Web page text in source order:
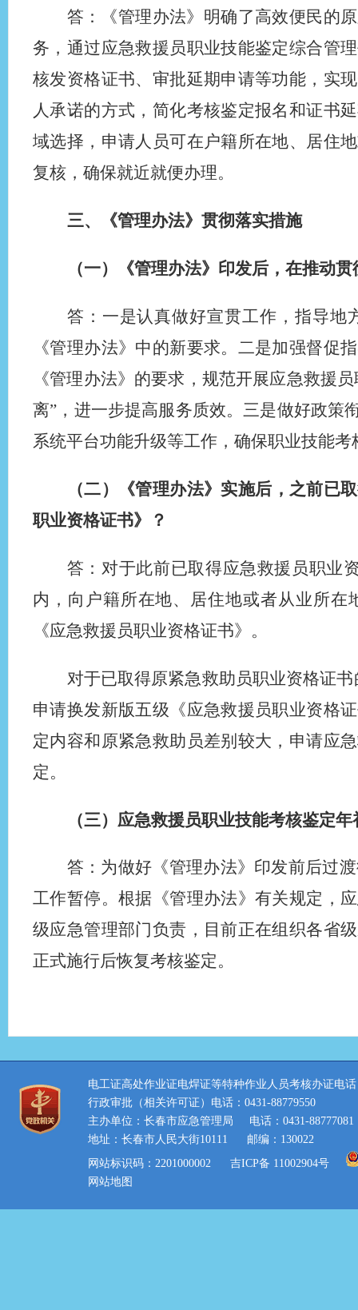
答：《管理办法》明确了高效便民的
务，通过应急救援员职业技能鉴定综合管
核发资格证书、审批延期申请等功能，实
人承诺的方式，简化考核鉴定报名和证书
域选择，申请人员可在户籍所在地、居住
复核，确保就近就便办理。
三、《管理办法》贯彻落实措施
（一）《管理办法》印发后，在推动
答：一是认真做好宣贯工作，指导地
《管理办法》中的新要求。二是加强督促
《管理办法》的要求，规范开展应急救援
离”，进一步提高服务质效。三是做好政策
系统平台功能升级等工作，确保职业技能
（二）《管理办法》实施后，之前已
职业资格证书》？
答：对于此前已取得应急救援员职业
内，向户籍所在地、居住地或者从业所
《应急救援员职业资格证书》。
对于已取得原紧急救助员职业资格证
申请换发新版五级《应急救援员职业资格
定内容和原紧急救助员差别较大，申请应
定。
（三）应急救援员职业技能考核鉴定
答：为做好《管理办法》印发前后过
工作暂停。根据《管理办法》有关规定，
级应急管理部门负责，目前正在组织各省
正式施行后恢复考核鉴定。
电工证高处作业证电焊证等特种作业人员考核办证电话
行政审批（相关许可证）电话：0431-88779550
主办单位：长春市应急管理局
电话：0431-88777081
地址：长春市人民大街10111
邮编：130022
网站标识码：2201000002
吉ICP备 11002904号
网站地图